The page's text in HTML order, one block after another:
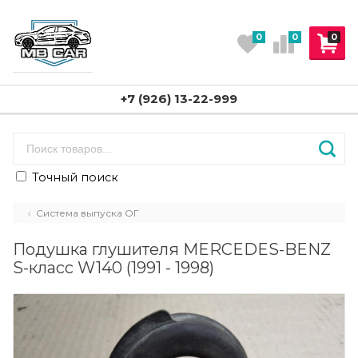
0
0 0
+7 (926) 13-22-999
Точный поиск
Система выпуска ОГ
Подушка глушителя MERCEDES-BENZ
S-класс W140 (1991 - 1998)